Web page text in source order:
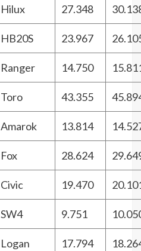
Hilux 27.348
HB20S 23.967
Ranger 14.750
Toro 43.355
Amarok 13.814
Fox 28.624
Civic 19.470
SW4 9.751
Logan 17.794